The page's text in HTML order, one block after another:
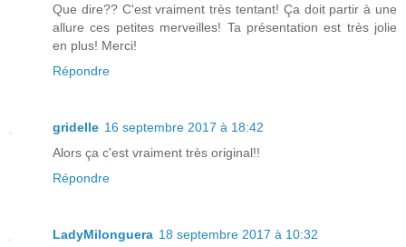
Que dire?? C'est vraiment très tentant! Ça doit partir à une
allure ces petites merveilles! Ta présentation est très jolie
en plus! Merci!
Répondre
gridelle 16 septembre 2017 à 18:42
Alors ça c'est vraiment très original!!
Répondre
LadyMilonguera 18 septembre 2017 à 10:32